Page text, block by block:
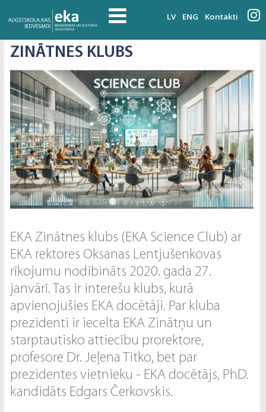
LV ENG Kontakti
ZINĀTNES KLUBS
EKA Zinātnes klubs (EKA Science Club) ar
EKA rektores Oksanas Lentjušenkovas
rīkojumu nodibināts 2020. gada 27.
janvārī. Tas ir interešu klubs, kurā
apvienojušies EKA docētāji. Par kluba
prezidenti ir iecelta EKA Zinātņu un
starptautisko attiecību prorektore,
profesore Dr. Jeļena Titko, bet par
prezidentes vietnieku - EKA docētājs, PhD.
kandidāts Edgars Čerkovskis.